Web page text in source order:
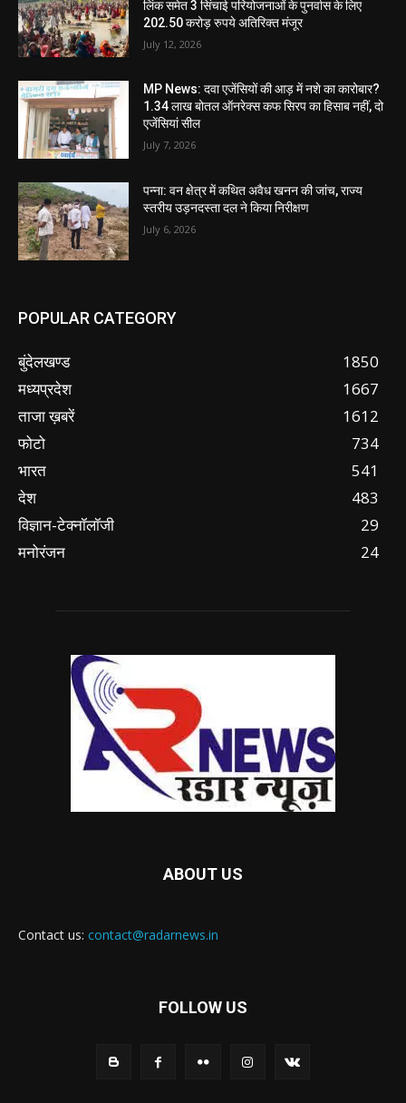
लिंक समेत 3 सिंचाई परियोजनाओं के पुनर्वास के लिए
202.50 करोड़ रुपये अतिरिक्त मंजूर
July 12, 2026
MP News: दवा एजेंसियों की आड़ में नशे का कारोबार?
1.34 लाख बोतल ऑनरेक्स कफ सिरप का हिसाब नहीं, दो
एजेंसियां सील
July 7, 2026
पन्ना: वन क्षेत्र में कथित अवैध खनन की जांच, राज्य
स्तरीय उड़नदस्ता दल ने किया निरीक्षण
July 6, 2026
POPULAR CATEGORY
बुंदेलखण्ड
1850
मध्यप्रदेश
1667
ताजा ख़बरें
1612
फोटो
734
भारत
541
देश
483
विज्ञान-टेक्नॉलॉजी
29
मनोरंजन
24
ABOUT US
Contact us: contact@radarnews.in
FOLLOW US